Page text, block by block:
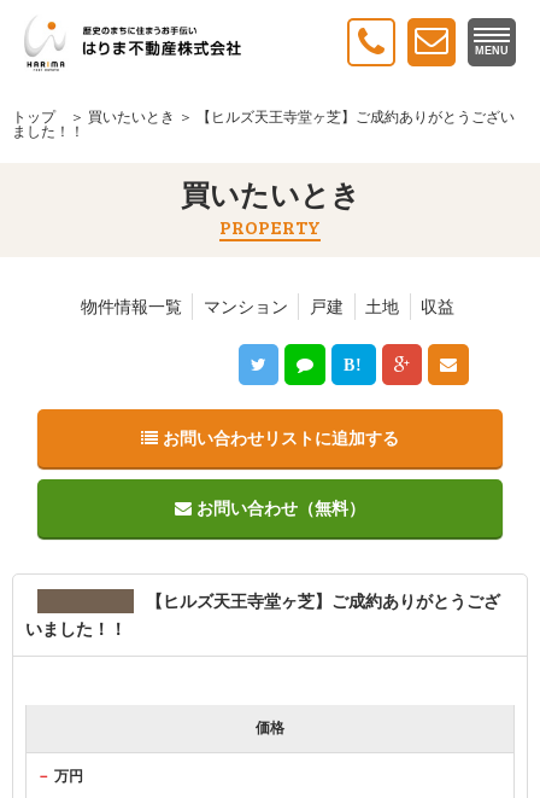
MENU
トップ＞ 買いたいとき ＞ 【ヒルズ天王寺堂ヶ芝】ご成約ありがとうござい
ました！！
買いたいとき
PROPERTY
物件情報一覧 マンション 戸建 土地 収益
B!
お問い合わせリストに追加する
お問い合わせ（無料）
【ヒルズ天王寺堂ヶ芝】ご成約ありがとうござ
いました！！
価格
－ 万円